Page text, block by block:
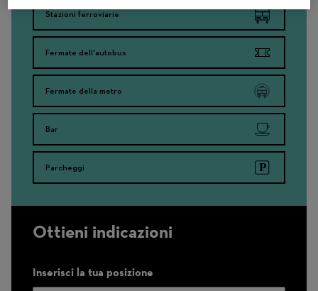
Stazioni ferroviarie
Fermate dell'autobus
Fermate della metro
Bar
Parcheggi
Ottieni indicazioni
Inserisci la tua posizione